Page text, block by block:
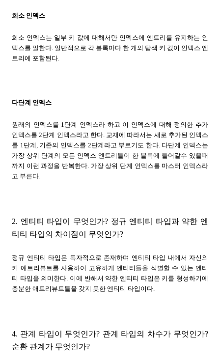
희소 인덱스
희소 인덱스는 일부 키 값에 대해서만 인덱스에 엔트리를 유지하는 인
덱스를 말한다. 일반적으로 각 블록마다 한 개의 탐색 키 값이 인덱스 엔
트리에 포함된다.
다단계 인덱스
원래의 인덱스를 1단계 인덱스라 하고 이 인덱스에 대해 정의한 추가
인덱스를 2단계 인덱스라고 한다. 교재에 따라서는 새로 추가된 인덱스
를 1단계, 기존의 인덱스를 2단계라고 부르기도 한다. 다단계 인덱스는
가장 상위 단계의 모든 인덱스 엔트리들이 한 블록에 들어갈수 있을때
까지 이런 과정을 반복한다. 가장 상위 단계 인덱스를 마스터 인덱스라
고 부른다.
2. 엔티티 타입이 무엇인가? 정규 엔티티 타입과 약한 엔
티티 타입의 차이점이 무엇인가?
정규 엔티티 타입은 독자적으로 존재하며 엔티티 타입 내에서 자신의
키 애트리뷰트를 사용하여 고유하게 엔티티들을 식별할 수 있는 엔티
티 타입을 의미한다. 이에 반해서 약한 엔티티 타입은 키를 형성하기에
충분한 애트리뷰트들을 갖지 못한 엔티티 타입이다.
4. 관계 타입이 무엇인가? 관계 타입의 차수가 무엇인가?
순환 관계가 무엇인가?